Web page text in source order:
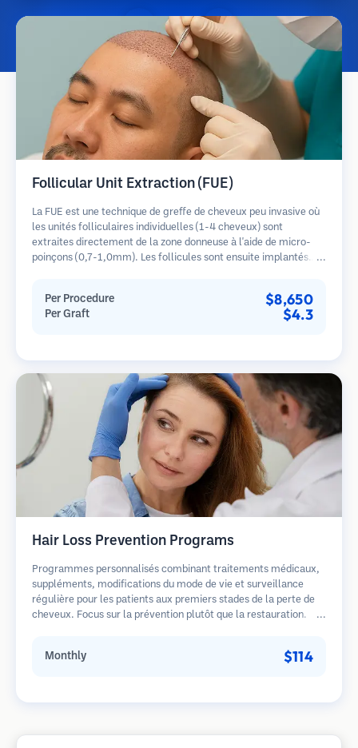
Follicular Unit Extraction (FUE)
La FUE est une technique de greffe de cheveux peu invasive où
les unités folliculaires individuelles (1-4 cheveux) sont
extraites directement de la zone donneuse à l'aide de micro-
poinçons (0,7-1,0mm). Les follicules sont ensuite implantés
guérison plus rapide par rapport aux méthodes de prélèvement
en bandelette.
Per Procedure $8,650
Per Graft $4.3
Hair Loss Prevention Programs
Programmes personnalisés combinant traitements médicaux,
suppléments, modifications du mode de vie et surveillance
régulière pour les patients aux premiers stades de la perte de
cheveux. Focus sur la prévention plutôt que la restauration.
Monthly $114